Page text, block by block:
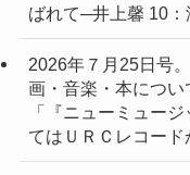
ばれて─井上馨 10：
2026年７月25日号
画・音楽・本につ
「『ニューミュー
てはＵＲＣレコー